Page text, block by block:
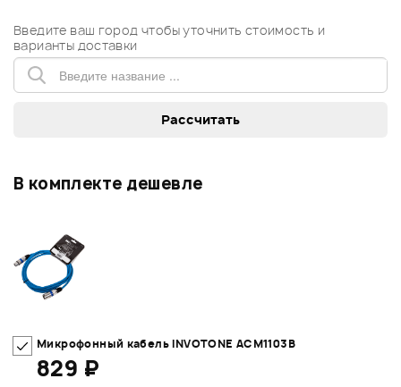
Введите ваш город чтобы уточнить стоимость и
варианты доставки
В комплекте дешевле
Микрофонный кабель INVOTONE ACM1103B
829 ₽